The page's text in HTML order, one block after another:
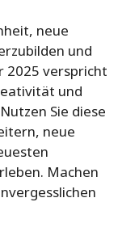
neue
und
2025 verspricht
und
Sie diese
neue
Machen